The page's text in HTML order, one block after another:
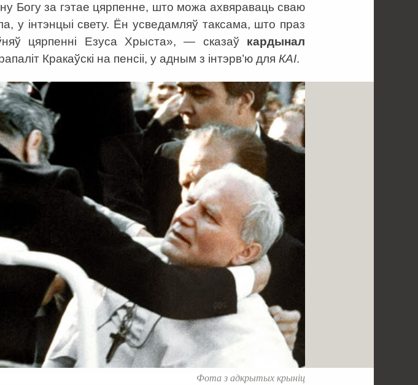
Богу за гэтае цярпенне, што можа ахвяраваць сваю
у інтэнцыі свету. Ён усведамляў таксама, што праз
цярпенні Езуса Хрыста», — сказаў кардынал
Кракаўскі на пенсіі, у адным з інтэрв’ю для КАІ.
Фота з адкрытых крыніц